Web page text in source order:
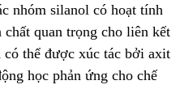
nhóm silanol có hoạt tính
quan trọng cho liên kết
thể được xúc tác bởi axit
học phản ứng cho chế